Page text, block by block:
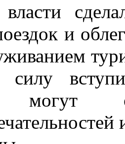
власти
и
силу
могут